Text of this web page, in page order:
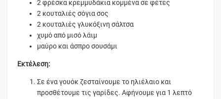
2 φρέσκα κρεμμυδάκια κομμένα σε φέτες
2 κουταλιές σόγια σος
2 κουταλιές γλυκόξινη σάλτσα
χυμό από μισό λάιμ
μαύρο και άσπρο σουσάμι
Εκτέλεση:
Σε ένα γουόκ ζεσταίνουμε το ηλιέλαιο και
προσθέτουμε τις γαρίδες. Aφήνουμε για 1 λεπτό